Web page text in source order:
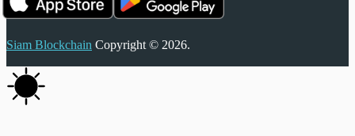
Siam Blockchain Copyright © 2026.